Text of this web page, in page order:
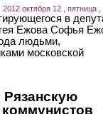
2012 октября 12 , пятница ,
в
Ежова Софья
людьми,
московской
Рязанскую